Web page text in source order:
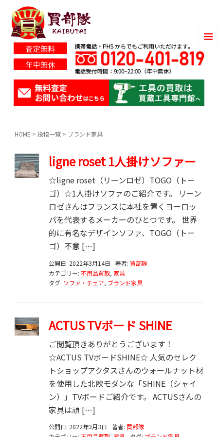
HOME > 投稿一覧 > ブランド家具
ligne roset 1人掛けソファー
☆ligne roset（リーンロゼ）TOGO（トー
ゴ）☆1人掛けソファのご紹介です。 リーン
ロゼさんはフランスに本社を置くヨーロッ
パを代表するメーカーのひとつです。 世界
的に有名なデザインソファ、TOGO（トー
ゴ）不意 […]
公開日: 2022年3月14日 著者: 買部隊
カテゴリー: 不用品買取, 家具
タグ: ソファ・チェア, ブランド家具
ACTUS TVボード SHINE
ご閲覧頂きありがとうございます！
☆ACTUS TVボードSHINE☆ 人気のセレク
トショップアクタスさんのウォールナット材
を使用した北欧モダンな「SHINE（シャイ
ン）」TVボードご紹介です。 ACTUSさんの
家具は頑 […]
公開日: 2022年3月3日 著者: 買部隊